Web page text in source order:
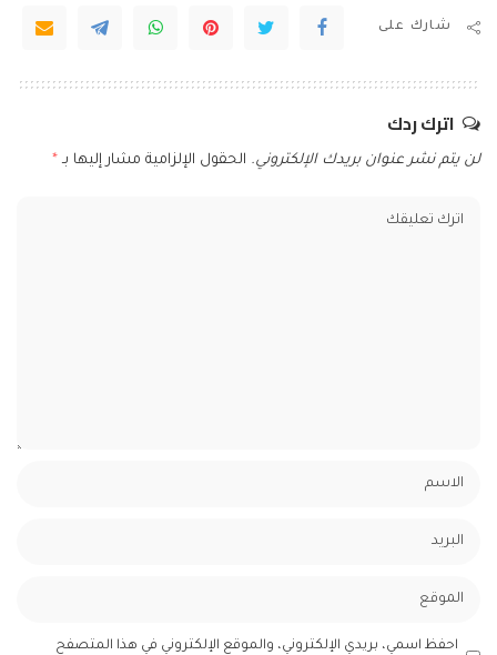
شارك على
اترك ردك
لن يتم نشر عنوان بريدك الإلكتروني. الحقول الإلزامية مشار إليها بـ *
احفظ اسمي، بريدي الإلكتروني، والموقع الإلكتروني في هذا المتصفح